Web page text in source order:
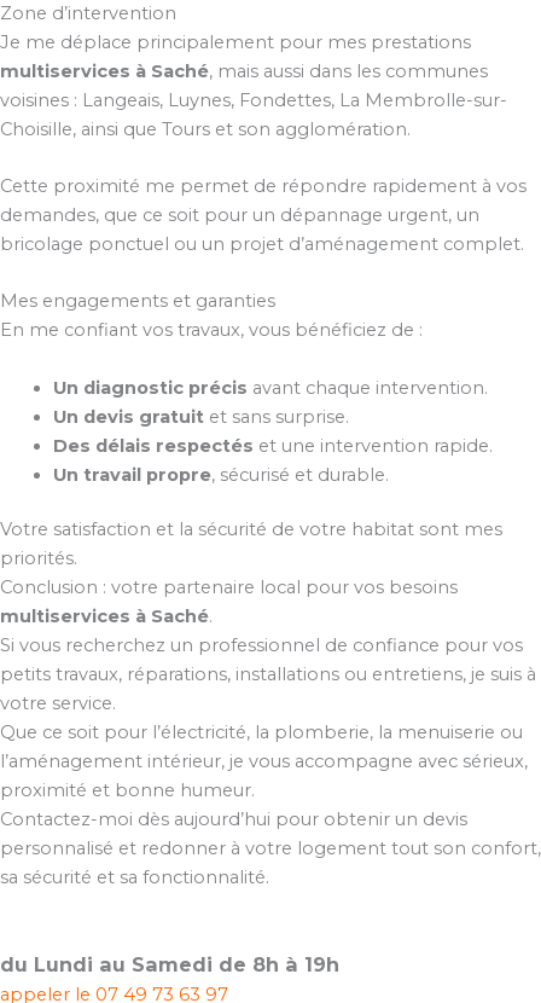
Zone d’intervention
Je me déplace principalement pour mes prestations
multiservices à Saché, mais aussi dans les communes
voisines : Langeais, Luynes, Fondettes, La Membrolle-sur-
Choisille, ainsi que Tours et son agglomération.
Cette proximité me permet de répondre rapidement à vos
demandes, que ce soit pour un dépannage urgent, un
bricolage ponctuel ou un projet d’aménagement complet.
Mes engagements et garanties
En me confiant vos travaux, vous bénéficiez de :
Un diagnostic précis avant chaque intervention.
Un devis gratuitet sans surprise.
Des délais respectés et une intervention rapide.
Un travail propre, sécurisé et durable.
Votre satisfaction et la sécurité de votre habitat sont mes
priorités.
Conclusion : votre partenaire local pour vos besoins
multiservices à Saché.
Si vous recherchez un professionnel de confiance pour vos
petits travaux, réparations, installations ou entretiens, je suis à
votre service.
Que ce soit pour l’électricité, la plomberie, la menuiserie ou
l’aménagement intérieur, je vous accompagne avec sérieux,
proximité et bonne humeur.
Contactez-moi dès aujourd’hui pour obtenir un devis
personnalisé et redonner à votre logement tout son confort,
sa sécurité et sa fonctionnalité.
du Lundi au Samedi de 8h à 19h
appeler le 07 49 73 63 97